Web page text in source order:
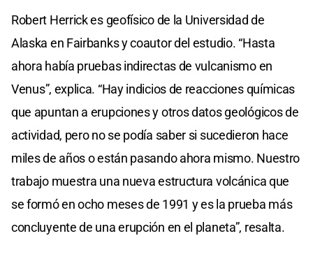
Robert Herrick es geofísico de la Universidad de
Alaska en Fairbanks y coautor del estudio. “Hasta
ahora había pruebas indirectas de vulcanismo en
Venus”, explica. “Hay indicios de reacciones químicas
que apuntan a erupciones y otros datos geológicos de
actividad, pero no se podía saber si sucedieron hace
miles de años o están pasando ahora mismo. Nuestro
trabajo muestra una nueva estructura volcánica que
se formó en ocho meses de 1991 y es la prueba más
concluyente de una erupción en el planeta”, resalta.